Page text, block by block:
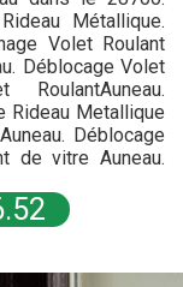
Métallique.
Volet Roulant
Déblocage Volet
Rideau Metallique
Déblocage
de vitre Auneau.